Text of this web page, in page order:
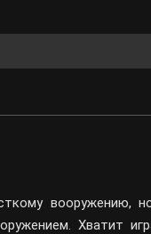
вооружению,
Хватит